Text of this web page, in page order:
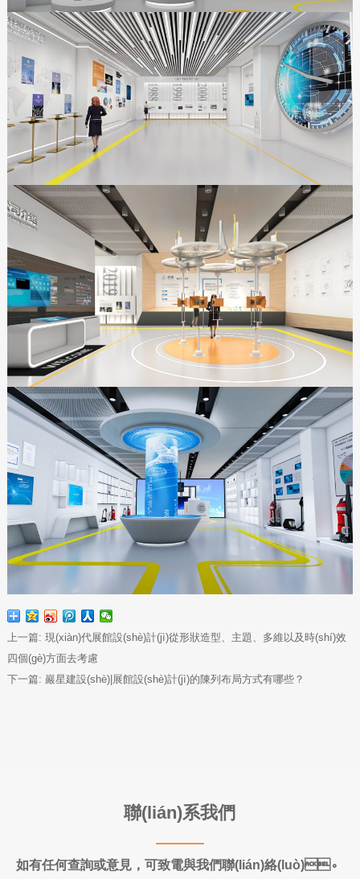
上一篇: 現(xiàn)代展館設(shè)計(jì)從形狀造型、主題、多維以及時(shí)效
四個(gè)方面去考慮
下一篇: 巖星建設(shè)|展館設(shè)計(jì)的陳列布局方式有哪些？
聯(lián)系我們
如有任何查詢或意見，可致電與我們聯(lián)絡(luò)。